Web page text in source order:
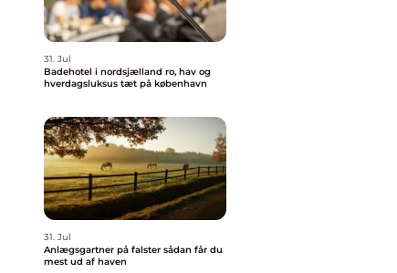
31. Jul
Badehotel i nordsjælland ro, hav og
hverdagsluksus tæt på københavn
31. Jul
Anlægsgartner på falster sådan får du
mest ud af haven